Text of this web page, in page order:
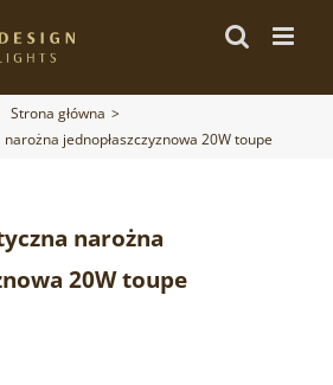
Strona główna
jednopłaszczyznowa 20W toupe
narożna
20W toupe